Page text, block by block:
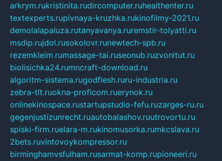
arkrym.rukristinita.rudircomputer.ruhealthenter.ru
textexperts.rupivnaya-kruzhka.rukinofilmy-2021.ru
demolalapaluza.rutanyavanya.ruremstir-tolyatti.ru
msdip.rujdol.rusokolovr.runewtech-spb.ru
rezemkleim.rumassage-tai.ruseonub.ruzvonitut.ru
biolisichka24.rumncraft-download.ru
algoritm-sistema.rugodflesh.ruru-industria.ru
zebra-tlt.ruokna-proficom.ruerynok.ru
onlinekinospace.rustartupstudio-fefu.ruzarges-ru.ru
gegenjustizunrecht.ruautobalashov.ruutrovortu.ru
spiski-firm.ruelara-m.rukinomusorka.rumkcslava.ru
2bets.ruvintovoykompressor.ru
birminghamvsfulham.rusarmat-komp.rupioneeri.ru